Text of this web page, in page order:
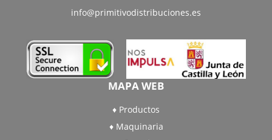
info@primitivodistribuciones.es
MAPA WEB
Productos
Maquinaria